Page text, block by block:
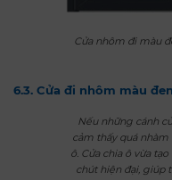
Cửa nhôm đi màu
6.3. Cửa đi nhôm màu
Nếu những cánh
cảm thấy quá nhàm
ô. Cửa chia ô vừa
chút hiện đại, giúp